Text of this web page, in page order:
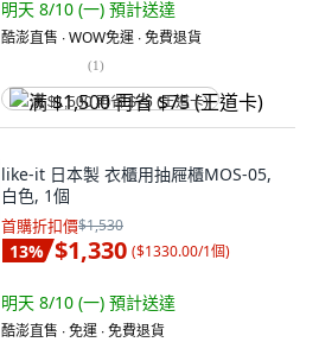
明天 8/10 (一) 預計送達
酷澎直售 ∙ WOW免運 ∙ 免費退貨
(1)
满 $1,500 再省 $75 (王道卡)
like-it 日本製 衣櫃用抽屜櫃MOS-05,
白色, 1個
首購折扣價$1,530
13% $1,330 ($1330.00/1個)
明天 8/10 (一) 預計送達
酷澎直售 ∙ 免運 ∙ 免費退貨